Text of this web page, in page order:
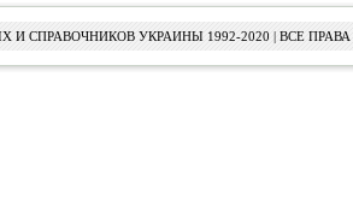
И СПРАВОЧНИКОВ УКРАИНЫ 1992-2020 | ВСЕ